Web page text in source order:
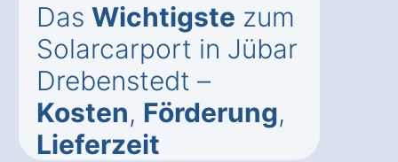
Das Wichtigste zum
Solarcarport in Jübar
Drebenstedt –
Kosten, Förderung,
Lieferzeit